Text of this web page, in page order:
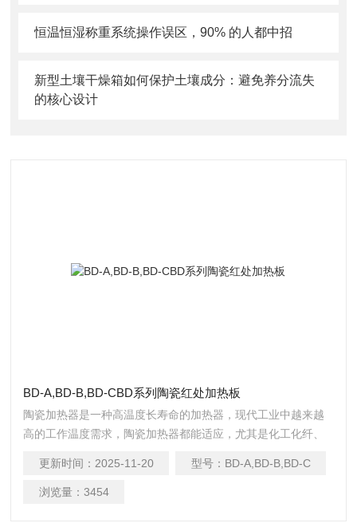
恒温恒湿称重系统操作误区，90% 的人都中招
新型土壤干燥箱如何保护土壤成分：避免养分流失
的核心设计
BD-A,BD-B,BD-CBD系列陶瓷红处加热板
陶瓷加热器是一种高温度长寿命的加热器，现代工业中越来越
高的工作温度需求，陶瓷加热器都能适应，尤其是化工化纤、
等；陶瓷关节加热器由螺旋型电阻丝穿过门设计的耐高温陶瓷
瓷砖，密延伸构成，可弯曲，漂亮的金属外壳陶瓷纤维构成隔
更新时间： 2025-11-20 型号： BD-A,BD-B,BD-C
浏览量： 3454